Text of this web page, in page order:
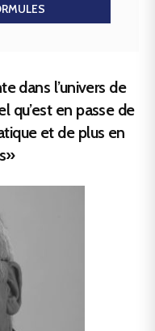
dans l’univers de
en passe de
et de plus en